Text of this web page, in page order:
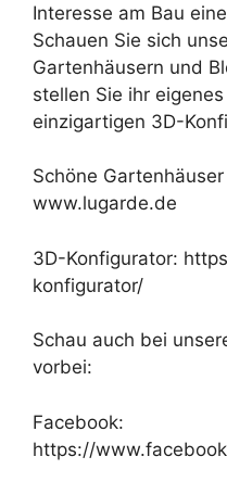
Interesse am Bau
Schauen Sie sich
Gartenhäusern und
stellen Sie ihr
einzigartigen 3D-
Schöne
www.lugarde.de
3D-Konfigurator:
konfigurator/
Schau auch bei
vorbei:
Facebook:
https://